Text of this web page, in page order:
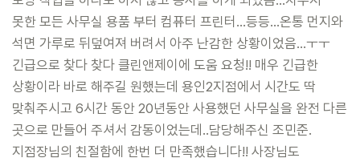
못한 모든 사무실 용품 부터 컴퓨터 프린터...등등...온통 먼지와
석면 가루로 뒤덮여져 버려서 아주 난감한 상황이었음...ㅜㅜ
긴급으로 찾다 찾다 클린앤제이에 도움 요청!! 매우 긴급한
상황이라 바로 해주길 원했는데 용인2지점에서 시간도 딱
맞춰주시고 6시간 동안 20년동안 사용했던 사무실을 완전 다른
곳으로 만들어 주셔서 감동이었는데..담당해주신 조민준.
지점장님의 친절함에 한번 더 만족했습니다!! 사장님도